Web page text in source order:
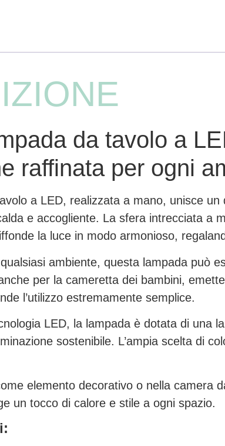
da tavolo a
raffinata per ogni
a LED, realizzata a mano, unisce un
e accogliente. La sfera intrecciata a
la luce in modo armonioso,
ambiente, questa lampada può
per la cameretta dei bambini,
l’utilizzo estremamente semplice.
LED, la lampada è dotata di una
sostenibile. L’ampia scelta di
elemento decorativo o nella camera
un tocco di calore e stile a ogni spazio.